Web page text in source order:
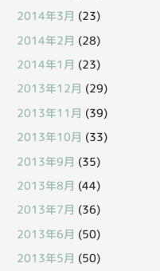
2014年3月 (23)
2014年2月 (28)
2014年1月 (23)
2013年12月 (29)
2013年11月 (39)
2013年10月 (33)
2013年9月 (35)
2013年8月 (44)
2013年7月 (36)
2013年6月 (50)
2013年5月 (50)